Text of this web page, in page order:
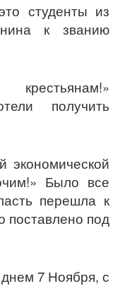
студенты из
к званию
получить
экономической
Было все
перешла к
поставлено под
7 Ноября, с